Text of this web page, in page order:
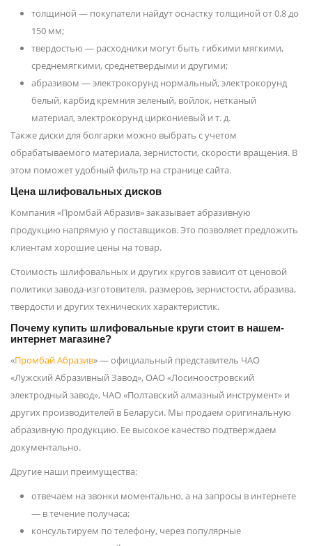
толщиной — покупатели найдут оснастку толщиной от 0.8 до
150 мм;
твердостью — расходники могут быть гибкими мягкими,
среднемягкими, среднетвердыми и другими;
абразивом — электрокорунд нормальный, электрокорунд
белый, карбид кремния зеленый, войлок, нетканый
материал, электрокорунд циркониевый и т. д.
Также диски для болгарки можно выбрать с учетом
обрабатываемого материала, зернистости, скорости вращения. В
этом поможет удобный фильтр на странице сайта.
Цена шлифовальных дисков
Компания «Промбай Абразив» заказывает абразивную
продукцию напрямую у поставщиков. Это позволяет предложить
клиентам хорошие цены на товар.
Стоимость шлифовальных и других кругов зависит от ценовой
политики завода-изготовителя, размеров, зернистости, абразива,
твердости и других технических характеристик.
Почему купить шлифовальные круги стоит в нашем-
интернет магазине?
«Промбай Абразив» — официальный представитель ЧАО
«Лужский Абразивный Завод», ОАО «Лосиноостровский
электродный завод», ЧАО «Полтавский алмазный инструмент» и
других производителей в Беларуси. Мы продаем оригинальную
абразивную продукцию. Ее высокое качество подтверждаем
документально.
Другие наши преимущества:
отвечаем на звонки моментально, а на запросы в интернете
— в течение получаса;
консультируем по телефону, через популярные